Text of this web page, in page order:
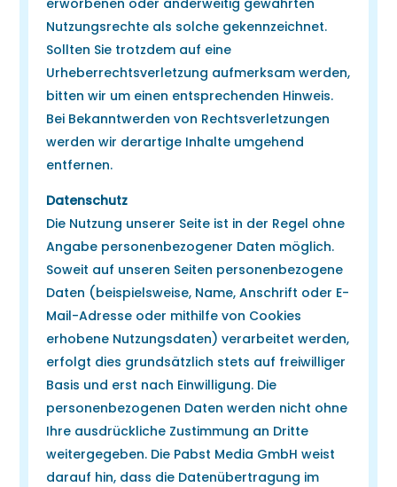
erworbenen oder anderweitig gewährten
Nutzungsrechte als solche gekennzeichnet.
Sollten Sie trotzdem auf eine
Urheberrechtsverletzung aufmerksam werden,
bitten wir um einen entsprechenden Hinweis.
Bei Bekanntwerden von Rechtsverletzungen
werden wir derartige Inhalte umgehend
entfernen.
Datenschutz
Die Nutzung unserer Seite ist in der Regel ohne
Angabe personenbezogener Daten möglich.
Soweit auf unseren Seiten personenbezogene
Daten (beispielsweise, Name, Anschrift oder E-
Mail-Adresse oder mithilfe von Cookies
erhobene Nutzungsdaten) verarbeitet werden,
erfolgt dies grundsätzlich stets auf freiwilliger
Basis und erst nach Einwilligung. Die
personenbezogenen Daten werden nicht ohne
Ihre ausdrückliche Zustimmung an Dritte
weitergegeben. Die Pabst Media GmbH weist
darauf hin, dass die Datenübertragung im